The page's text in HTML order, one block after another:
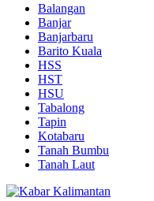
Balangan
Banjar
Banjarbaru
Barito Kuala
HSS
HST
HSU
Tabalong
Tapin
Kotabaru
Tanah Bumbu
Tanah Laut